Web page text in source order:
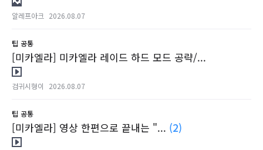
알레프아크 2026.08.07
팁 공통
[미카엘라] 미카엘라 레이드 하드 모드 공략/...
검귀시형이 2026.08.07
팁 공통
[미카엘라] 영상 한편으로 끝내는 "... (2)